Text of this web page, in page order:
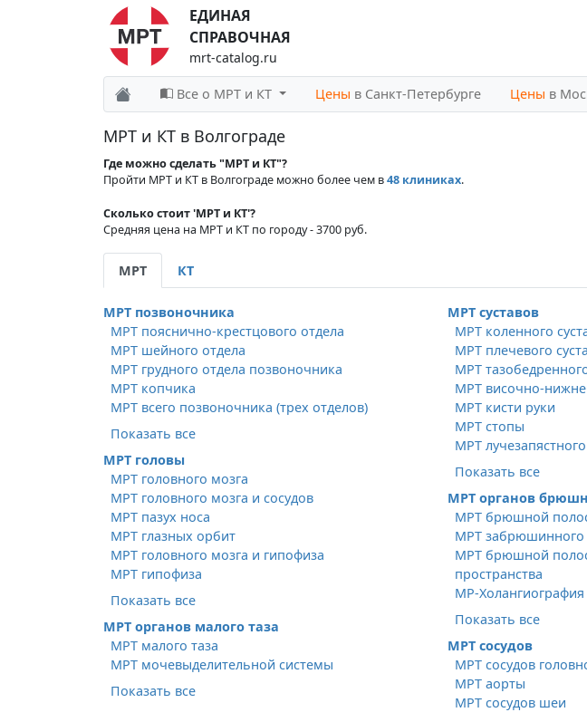
ЕДИНАЯ
СПРАВОЧНАЯ
mrt-catalog.ru
Все о МРТ и КТ Цены в Санкт-Петербурге Цены в
МРТ и КТ в Волгограде
Где можно сделать "МРТ и КТ"?
Пройти МРТ и КТ в Волгограде можно более чем в48 клиниках.
Сколько стоит 'МРТ и КТ'?
Средняя цена на МРТ и КТ по городу - 3700 руб.
МРТ КТ
МРТ позвоночника
МРТ пояснично-крестцового отдела
МРТ шейного отдела
МРТ грудного отдела позвоночника
МРТ копчика
МРТ всего позвоночника (трех отделов)
Показать все
МРТ головы
МРТ головного мозга
МРТ головного мозга и сосудов
МРТ пазух носа
МРТ глазных орбит
МРТ головного мозга и гипофиза
МРТ гипофиза
Показать все
МРТ органов малого таза
МРТ малого таза
МРТ мочевыделительной системы
Показать все
МРТ суставов
МРТ коленного
МРТ плечевого
МРТ
МРТ височно-
МРТ кисти руки
МРТ стопы
МРТ лучезапястного
Показать все
МРТ органов
МРТ брюшной
МРТ забрюшинного
МРТ брюшной
пространства
МР-Холангиография
Показать все
МРТ сосудов
МРТ сосудов
МРТ аорты
МРТ сосудов шеи